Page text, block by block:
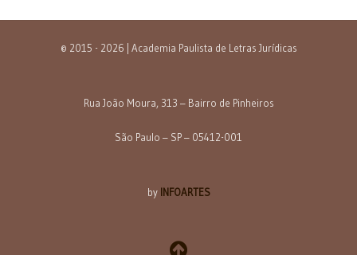
© 2015 - 2026 | Academia Paulista de Letras Jurídicas
Rua João Moura, 313 – Bairro de Pinheiros
São Paulo – SP – 05412-001
by INFOARTES